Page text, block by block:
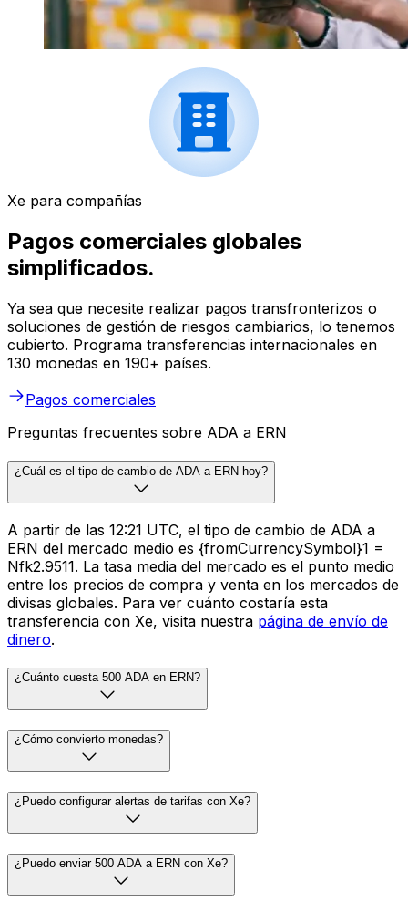
Xe para compañías
Pagos comerciales globales
simplificados.
Ya sea que necesite realizar pagos transfronterizos o
soluciones de gestión de riesgos cambiarios, lo tenemos
cubierto. Programa transferencias internacionales en
130 monedas en 190+ países.
Pagos comerciales
Preguntas frecuentes sobre ADA a ERN
¿Cuál es el tipo de cambio de ADA a ERN hoy?
A partir de las 12:21 UTC, el tipo de cambio de ADA a
ERN del mercado medio es {fromCurrencySymbol}1 =
Nfk2.9511. La tasa media del mercado es el punto medio
entre los precios de compra y venta en los mercados de
divisas globales. Para ver cuánto costaría esta
transferencia con Xe, visita nuestra página de envío de
dinero.
¿Cuánto cuesta 500 ADA en ERN?
¿Cómo convierto monedas?
¿Puedo configurar alertas de tarifas con Xe?
¿Puedo enviar 500 ADA a ERN con Xe?